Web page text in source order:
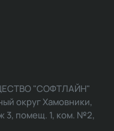
"СОФТЛАЙН"
округ Хамовники,
3, помещ. 1, ком. №2,